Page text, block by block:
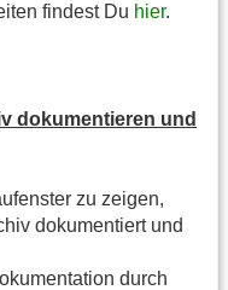
findest Du hier.
dokumentieren und
zu zeigen,
dokumentiert und
durch